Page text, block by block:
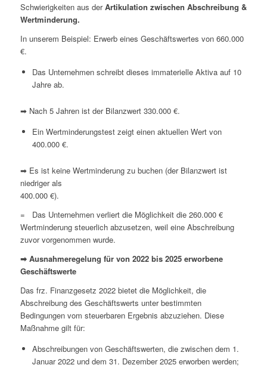
Schwierigkeiten aus derArtikulation zwischen Abschreibung &
Wertminderung.
In unserem Beispiel: Erwerb eines Geschäftswertes von 660.000
€.
Das Unternehmen schreibt dieses immaterielle Aktiva auf 10
Jahre ab.
➡ Nach 5 Jahren ist der Bilanzwert 330.000 €.
Ein Wertminderungstest zeigt einen aktuellen Wert von
400.000 €.
➡ Es ist keine Wertminderung zu buchen (der Bilanzwert ist
niedriger als
400.000 €).
= Das Unternehmen verliert die Möglichkeit die 260.000 €
Wertminderung steuerlich abzusetzen, weil eine Abschreibung
zuvor vorgenommen wurde.
➡ Ausnahmeregelung für von 2022 bis 2025 erworbene
Geschäftswerte
Das frz. Finanzgesetz 2022 bietet die Möglichkeit, die
Abschreibung des Geschäftswerts unter bestimmten
Bedingungen vom steuerbaren Ergebnis abzuziehen. Diese
Maßnahme gilt für:
Abschreibungen von Geschäftswerten, die zwischen dem 1.
Januar 2022 und dem 31. Dezember 2025 erworben werden;